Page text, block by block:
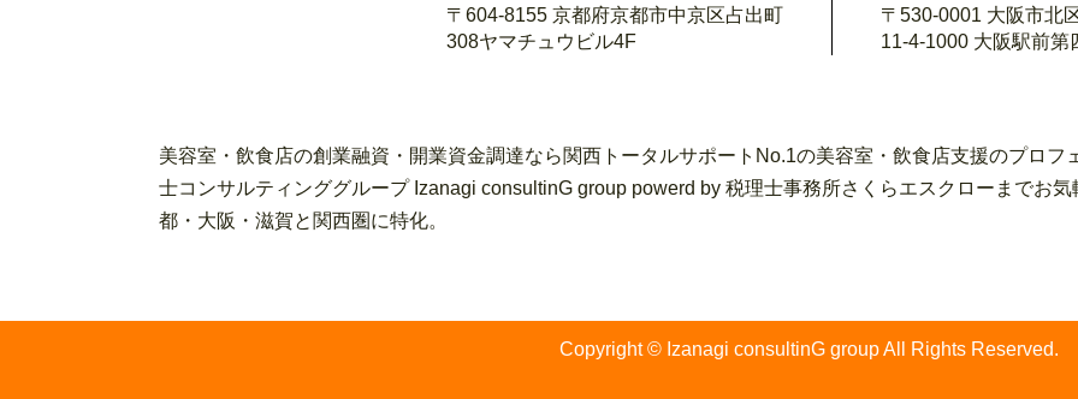
〒604-8155 京都府京都市中京区占出町
308ヤマチュウビル4F
〒530-0001 大阪市北
11-4-1000 大阪駅前第
美容室・飲食店の創業融資・開業資金調達なら関西トータルサポートNo.1の美容室・飲食店支援のプロ
士コンサルティンググループ Izanagi consultinG group powerd by 税理士事務所さくらエスクローまでお
都・大阪・滋賀と関西圏に特化。
Copyright © Izanagi consultinG group All Rights Reserved.